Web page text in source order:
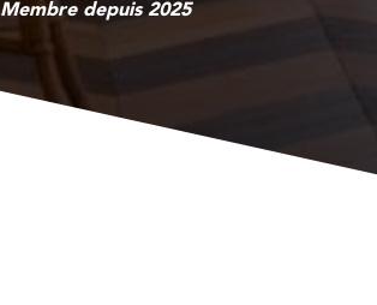
Membre depuis 2025